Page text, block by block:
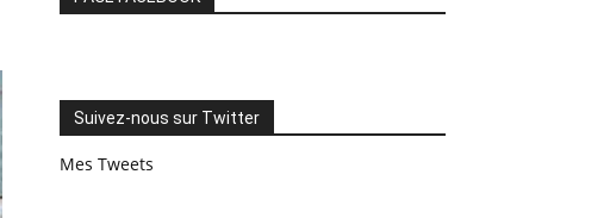
Suivez-nous sur Twitter
Mes Tweets